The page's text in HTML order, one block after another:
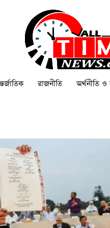
রাজনীতি অর্থনীতি ও